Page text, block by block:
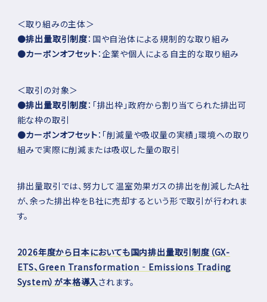
＜取り組みの主体＞
●排出量取引制度：国や自治体による規制的な取り組み
●カーボンオフセット：企業や個人による自主的な取り組み
＜取引の対象＞
●排出量取引制度：「排出枠」政府から割り当てられた排出可
能な枠の取引
●カーボンオフセット：「削減量や吸収量の実績」環境への取り
組みで実際に削減または吸収した量の取引
排出量取引では、努力して温室効果ガスの排出を削減したA社
が、余った排出枠をB社に売却するという形で取引が行われま
す。
2026年度から日本においても国内排出量取引制度（GX-
ETS、Green Transformation‐Emissions Trading
System）が本格導入されます。